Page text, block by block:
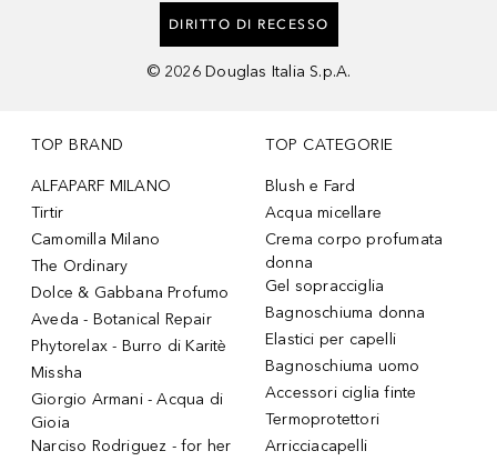
DIRITTO DI RECESSO
© 2026 Douglas Italia S.p.A.
TOP BRAND
ALFAPARF MILANO
Tirtir
Camomilla Milano
The Ordinary
Dolce & Gabbana Profumo
Aveda - Botanical Repair
Phytorelax - Burro di Karitè
Missha
Giorgio Armani - Acqua di
Gioia
Narciso Rodriguez - for her
TOP CATEGORIE
Blush e Fard
Acqua micellare
Crema corpo profumata
donna
Gel sopracciglia
Bagnoschiuma donna
Elastici per capelli
Bagnoschiuma uomo
Accessori ciglia finte
Termoprotettori
Arricciacapelli